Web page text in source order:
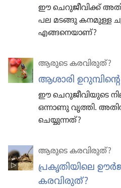
ഈ ചെറു​ജീ​വിക്ക്‌
പല മടങ്ങു കനമുള്ള
എങ്ങനെ​യാണ്‌?
ആരുടെ കരവി​രുത്‌?
ആശാരി
ഈ ചെറുജീവിയുടെ
ഒന്നാണു വൃത്തി.
ചെയ്യുന്നത്‌?
ആരുടെ കരവി​രുത്‌?
പ്രകൃ​തി​യി​ലെ
കരവി​രുത്‌?